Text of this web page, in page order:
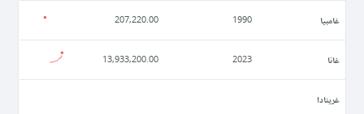
غامبيا 1990
207,220.00
غانا 2023
13,933,200.00
غرينادا